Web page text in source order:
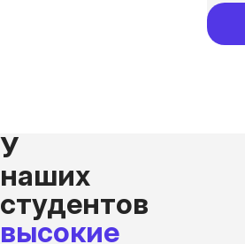
У
наших
студентов
высокие